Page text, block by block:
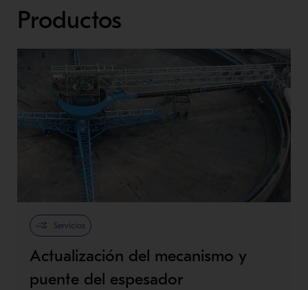
Productos
Servicios
Actualización del mecanismo y
puente del espesador